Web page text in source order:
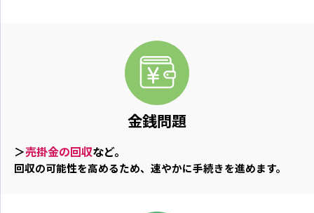
金銭問題
＞売掛金の回収など。
回収の可能性を高めるため、速やかに手続きを進めます。